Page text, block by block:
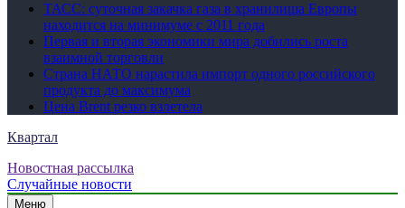
ТАСС: суточная закачка газа в хранилища Европы
находится на минимуме с 2011 года
Первая и вторая экономики мира добились роста
взаимной торговли
Страна НАТО нарастила импорт одного российского
продукта до максимума
Цена Brent резко взлетела
Квартал
Новостная рассылка
Случайные новости
Меню